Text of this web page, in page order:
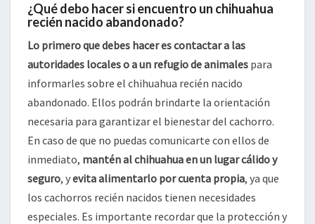
¿Qué debo hacer si encuentro un chihuahua
recién nacido abandonado?
Lo primero que debes hacer es contactar a las
autoridades locales o a un refugio de animales para
informarles sobre el chihuahua recién nacido
abandonado. Ellos podrán brindarte la orientación
necesaria para garantizar el bienestar del cachorro.
En caso de que no puedas comunicarte con ellos de
inmediato, mantén al chihuahua en un lugar cálido y
seguro, yevita alimentarlo por cuenta propia, ya que
los cachorros recién nacidos tienen necesidades
especiales. Es importante recordar que la protección y